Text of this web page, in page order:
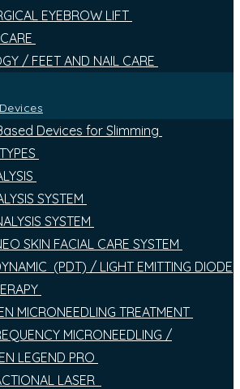
EYEBROW LIFT
/ FEET AND NAIL CARE
Devices for Slimming
SYSTEM
SYSTEM
SKIN FACIAL CARE SYSTEM
(PDT) / LIGHT EMITTING DIODE
MICRONEEDLING TREATMENT
MICRONEEDLING /
LEGEND PRO
LASER